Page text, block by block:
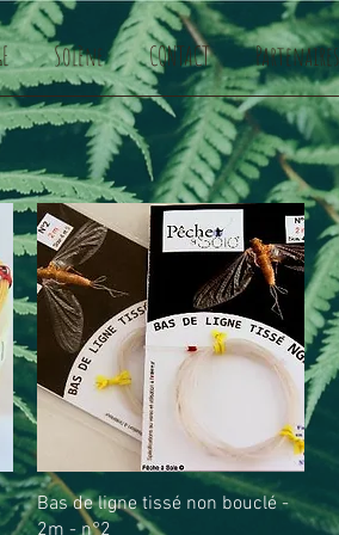
Solène CONTACT Partenaires
Aperçu rapide
Bas de ligne tissé non bouclé -
2m - n°2